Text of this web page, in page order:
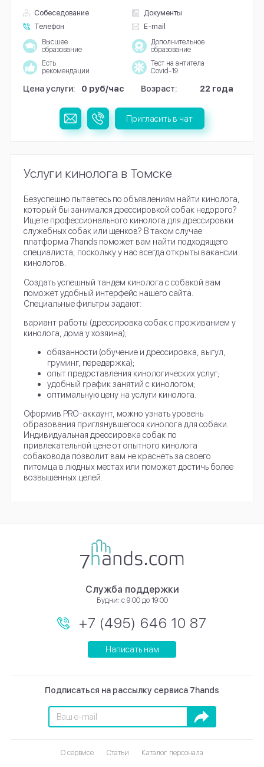
Собеседование
Документы
Телефон
E-mail
Высшее
образование
Дополнительное
образование
Есть
рекомендации
Тест на антитела
Covid-19
Цена услуги: 0 руб/час Возраст: 22 года
Пригласить в чат
Услуги кинолога в Томске
Безуспешно пытаетесь по объявлениям найти кинолога,
который бы занимался дрессировкой собак недорого?
Ищете профессионального кинолога для дрессировки
служебных собак или щенков? В таком случае
платформа 7hands поможет вам найти подходящего
специалиста, поскольку у нас всегда открыты вакансии
кинологов.
Создать успешный тандем кинолога с собакой вам
поможет удобный интерфейс нашего сайта.
Специальные фильтры задают:
вариант работы (дрессировка собак с проживанием у
кинолога, дома у хозяина);
обязанности (обучение и дрессировка, выгул,
груминг, передержка);
опыт предоставления кинологических услуг;
удобный график занятий с кинологом;
оптимальную цену на услуги кинолога.
Оформив PRO-аккаунт, можно узнать уровень
образования приглянувшегося кинолога для собаки.
Индивидуальная дрессировка собак по
привлекательной цене от опытного кинолога
собаковода позволит вам не краснеть за своего
питомца в людных местах или поможет достичь более
возвышенных целей.
Подписаться на рассылку сервиса 7hands
Подписаться
Служба поддержки
Будни: с 9:00 до 19:00
+7 (495) 646 10 87
Написать нам
О сервисе Статьи Каталог персонала